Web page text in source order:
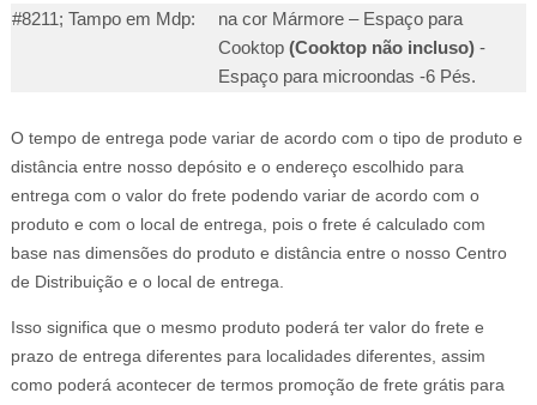
#8211; Tampo em Mdp:
na cor Mármore – Espaço para
Cooktop (Cooktop não incluso)-
Espaço para microondas -6 Pés.
O tempo de entrega pode variar de acordo com o tipo de produto e
distância entre nosso depósito e o endereço escolhido para
entrega com o valor do frete podendo variar de acordo com o
produto e com o local de entrega, pois o frete é calculado com
base nas dimensões do produto e distância entre o nosso Centro
de Distribuição e o local de entrega.
Isso significa que o mesmo produto poderá ter valor do frete e
prazo de entrega diferentes para localidades diferentes, assim
como poderá acontecer de termos promoção de frete grátis para